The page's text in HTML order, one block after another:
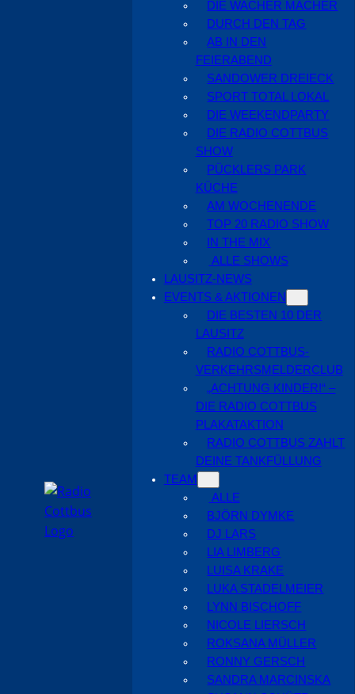
DIE WACHER MACHER
DURCH DEN TAG
AB IN DEN
FEIERABEND
SANDOWER DREIECK
SPORT TOTAL LOKAL
DIE WEEKENDPARTY
DIE RADIO COTTBUS
SHOW
PÜCKLERS PARK
KÜCHE
AM WOCHENENDE
TOP 20 RADIO SHOW
IN THE MIX
ALLE SHOWS
LAUSITZ-NEWS
EVENTS & AKTIONEN
DIE BESTEN 10 DER
LAUSITZ
RADIO COTTBUS-
VERKEHRSMELDERCLUB
„ACHTUNG KINDER!“ –
DIE RADIO COTTBUS
PLAKATAKTION
RADIO COTTBUS ZAHLT
DEINE TANKFÜLLUNG
TEAM
ALLE
BJÖRN DYMKE
DJ LARS
LIA LIMBERG
LUISA KRAKE
LUKA STADELMEIER
LYNN BISCHOFF
NICOLE LIERSCH
ROKSANA MÜLLER
RONNY GERSCH
SANDRA MARCINSKA